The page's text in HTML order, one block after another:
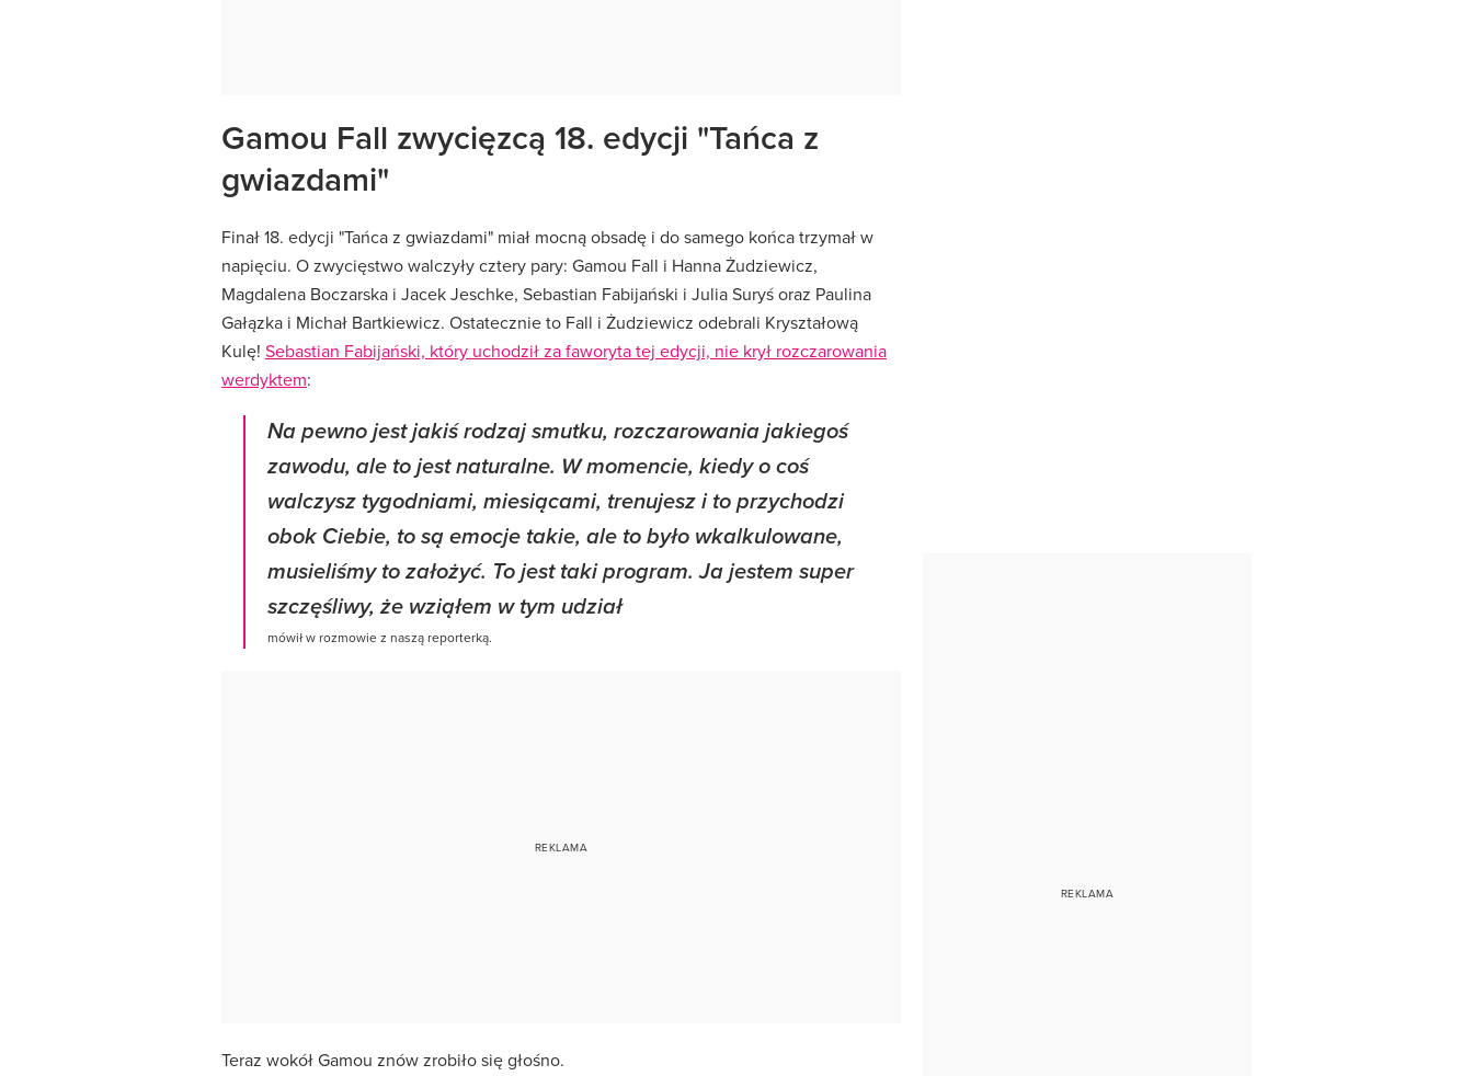
Gamou Fall zwycięzcą 18. edycji "Tańca z
gwiazdami"
Finał 18. edycji "Tańca z gwiazdami" miał mocną obsadę i do samego końca trzymał w
napięciu. O zwycięstwo walczyły cztery pary: Gamou Fall i Hanna Żudziewicz,
Magdalena Boczarska i Jacek Jeschke, Sebastian Fabijański i Julia Suryś oraz Paulina
Gałązka i Michał Bartkiewicz. Ostatecznie to Fall i Żudziewicz odebrali Kryształową
Kulę! Sebastian Fabijański, który uchodził za faworyta tej edycji, nie krył rozczarowania
werdyktem:
Na pewno jest jakiś rodzaj smutku, rozczarowania jakiegoś
zawodu, ale to jest naturalne. W momencie, kiedy o coś
walczysz tygodniami, miesiącami, trenujesz i to przychodzi
obok Ciebie, to są emocje takie, ale to było wkalkulowane,
musieliśmy to założyć. To jest taki program. Ja jestem super
szczęśliwy, że wziąłem w tym udział
mówił w rozmowie z naszą reporterką.
Teraz wokół Gamou znów zrobiło się głośno.